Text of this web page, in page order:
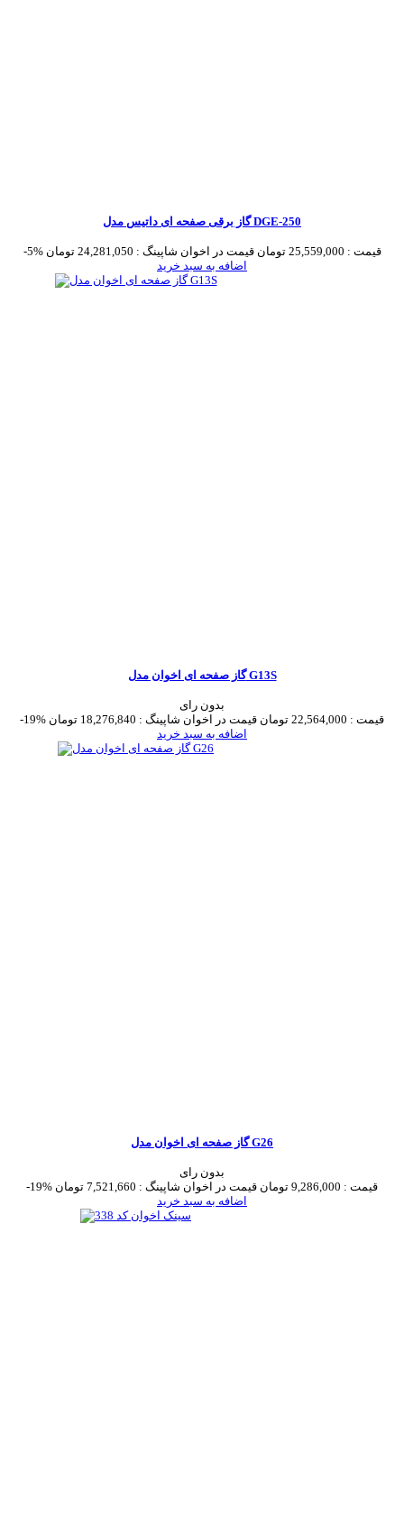
گاز برقی صفحه ای داتیس مدل DGE-250
-5% قیمت : 25,559,000 تومان قیمت در اخوان شاپینگ : 24,281,050 تومان
اضافه به سبد خرید
گاز صفحه ای اخوان مدل G13S
بدون رای
-19%
قیمت : 22,564,000 تومان قیمت در اخوان شاپینگ : 18,276,840 تومان
اضافه به سبد خرید
گاز صفحه ای اخوان مدل G26
بدون رای
-19%
قیمت : 9,286,000 تومان قیمت در اخوان شاپینگ : 7,521,660 تومان
اضافه به سبد خرید